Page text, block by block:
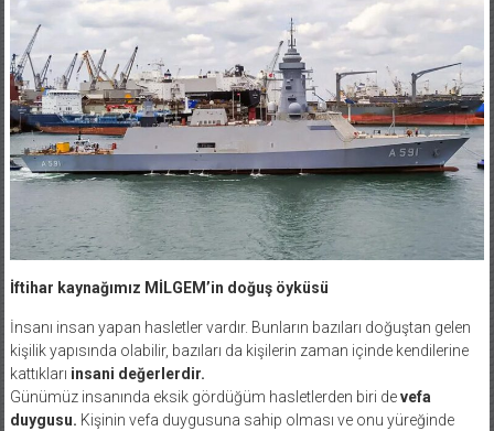
İftihar kaynağımız MİLGEM’in doğuş öyküsü
İnsanı insan yapan hasletler vardır. Bunların bazıları doğuştan gelen
kişilik yapısında olabilir, bazıları da kişilerin zaman içinde kendilerine
kattıkları insani değerlerdir.
Günümüz insanında eksik gördüğüm hasletlerden biri devefa
duygusu. Kişinin vefa duygusuna sahip olması ve onu yüreğinde